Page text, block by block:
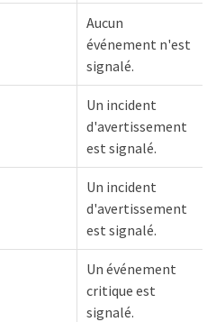
Aucun
événement n'est
signalé.
Un incident
d'avertissement
est signalé.
Un incident
d'avertissement
est signalé.
Un événement
critique est
signalé.